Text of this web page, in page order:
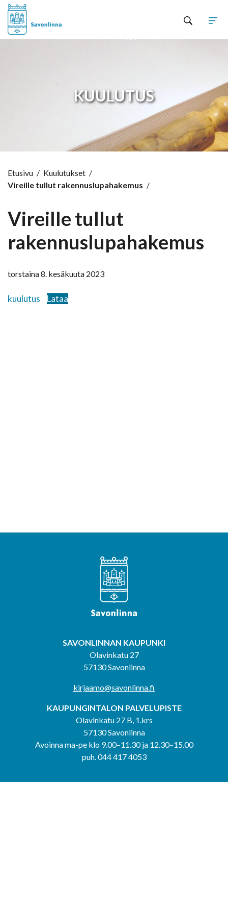
KUULUTUS
Etusivu / Kuulutukset /
Vireille tullut rakennuslupahakemus /
Vireille tullut
rakennuslupahakemus
torstaina 8. kesäkuuta 2023
kuulutus Lataa
SAVONLINNAN KAUPUNKI
Olavinkatu 27
57130 Savonlinna
kirjaamo@savonlinna.fi
KAUPUNGINTALON PALVELUPISTE
Olavinkatu 27 B, 1.krs
57130 Savonlinna
Avoinna ma-pe klo 9.00–11.30 ja 12.30–15.00
puh. 044 417 4053